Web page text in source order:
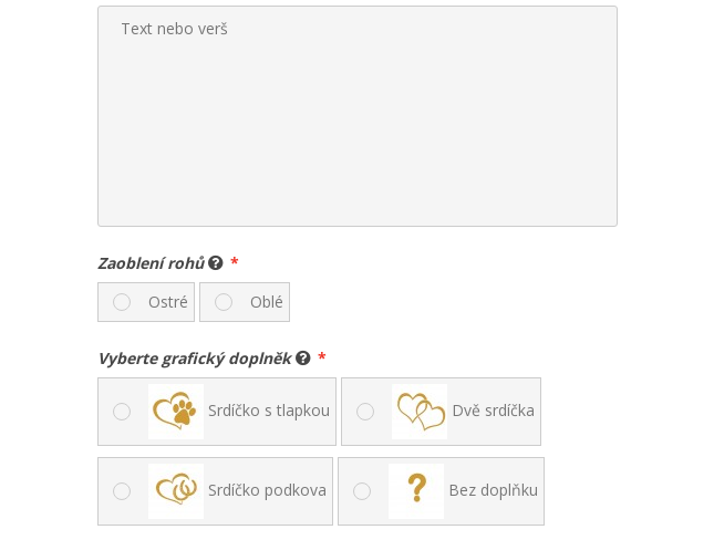
Zaoblení rohů
Ostré
Oblé
Vyberte grafický doplněk
Srdíčko s tlapkou Dvě srdíčka
Srdíčko podkova Bez doplňku